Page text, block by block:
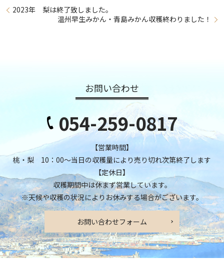
2023年 梨は終了致しました。
温州早生みかん・青島みかん収穫終わりました！
お問い合わせ
054-259-0817
【営業時間】
桃・梨 10：00～当日の収穫量により売り切れ次第終了します
【定休日】
収穫期間中は休まず営業しています。
※天候や収穫の状況によりお休みする場合がございます。
お問い合わせフォーム